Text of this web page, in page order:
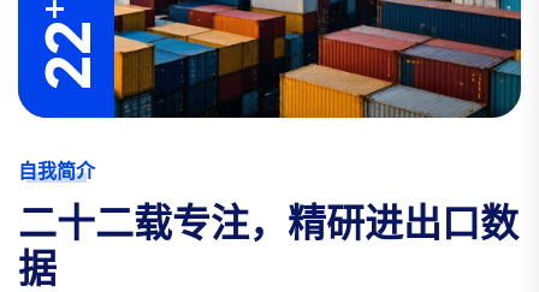
22
+
自我简介
二十二载专注，精研进出口数
据